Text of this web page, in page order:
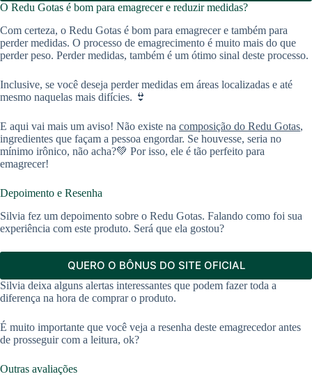
O Redu Gotas é bom para emagrecer e reduzir medidas?
Com certeza, o Redu Gotas é bom para emagrecer e também para
perder medidas. O processo de emagrecimento é muito mais do que
perder peso. Perder medidas, também é um ótimo sinal deste processo.
Inclusive, se você deseja perder medidas em áreas localizadas e até
mesmo naquelas mais difícies. 👙
E aqui vai mais um aviso! Não existe na composição do Redu Gotas,
ingredientes que façam a pessoa engordar. Se houvesse, seria no
mínimo irônico, não acha?💚 Por isso, ele é tão perfeito para
emagrecer!
Depoimento e Resenha
Silvia fez um depoimento sobre o Redu Gotas. Falando como foi sua
experiência com este produto. Será que ela gostou?
QUERO O BÔNUS DO SITE OFICIAL
Silvia deixa alguns alertas interessantes que podem fazer toda a
diferença na hora de comprar o produto.
É muito importante que você veja a resenha deste emagrecedor antes
de prosseguir com a leitura, ok?
Outras avaliações